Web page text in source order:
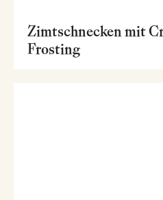
Zimtschnecken mit
Frosting